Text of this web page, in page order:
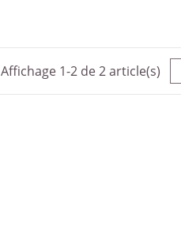
Affichage 1-2 de 2 article(s)